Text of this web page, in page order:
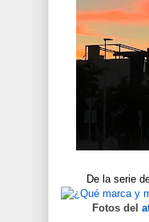
De la serie
Fotos del